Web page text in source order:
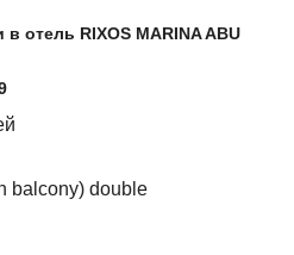
отель RIXOS MARINA ABU
balcony) double